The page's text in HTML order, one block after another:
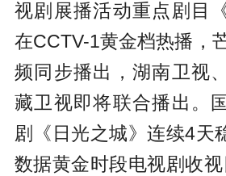
视剧展播活动重点剧目
在CCTV-1黄金档热播，
频同步播出，湖南卫视
藏卫视即将联合播出。
剧《日光之城》连续4天
数据黄金时段电视剧收